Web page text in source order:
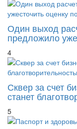
Один выход
предложило
4
Сквер за счет
станет
5